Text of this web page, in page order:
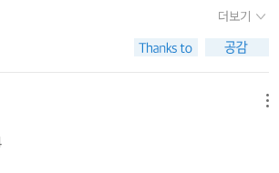
존재라도 된 양 희열을 느끼는 변태 같은 인간
당신들이야. 검은 봉지에 담겨 하천 쓰레기장
악마 같은 당신들이라고. 79-80쪽 우리의
소파를 차지하고 있는 파키들과 시비가 붙어
한다. 그러면서도 속으로는 그 파키를 변호
정당방위였다고 생각한다. 기진이들이
람에게 폭력을 휘두를 수 있는 이유는 무엇일
나기 위해서는 어떻게 했어야 하나? 폭력을
주인공을 통해서 작가는 보여주고 있다. 그렇
으로 나아가는 것일지도.그렇다면 주인공이 살
어떻게 했어야 하나? 폭력에 시달리던 가족들
수 있다. 그들은 폭력을 당하면서 서로가 서로
들었다. '나'의 도피처이자 구원처인 '맨홀'은 지
다. 맨홀의 은유와 상징은 결코 가볍지 않다.
지만 해 질 녘이 되어 걸음이 멈춘 곳은 결국 맨
뚜껑을 열고 그 익숙한 어둠 속으로 들어갔
있었고 내가 누운 자리는 그 어느 곳보다 안
고 싶었다. 엄마와 누나에게 화를 내고 욕을 하
다는 느낌들, 그리고 행여 은연중에라도 가정
친구들과도 거리를 두어 그 흔한 친구도 가
느 날, 우연한 기회에 한 무리의 친구들 사이
려 다니다 네팔인 외국인 노동자 살인사건에
증오해하던 아버지의 영향으로 다른 아이들
는 벌을 받게 된다. 재활센터에서 16주를 보내
“어떻게 하면 사람을 죽일 수가 있
나 악하면 사람을 죽일 수 있는 거냐고.” 이렇
은 사람이었다. 진실. 맞은 자국을 보여주지 않
얼굴대신 눈물과 미움과 두려움으로 범벅이 된
는 무슨 생각을 했을까? 그가 그토록 증오하던
된 자신의 모습을 어떻게 생각하고 있을
도 하지 못하고 산다. 누나와 나는 그 고통에서
가 아버지의 손길이 닿지 않는 곳으로 숨어드
게 없다. 그러한 끔찍한 폭력은 폭력이 지나
렇지도 않은 연극속에서 가족외에는 아무도 모
이런 폭력을 겪으면서 나는 엄마를 엄마에게
있다고 생각한다. 엄마는 부당한 일을 당해도
더보기